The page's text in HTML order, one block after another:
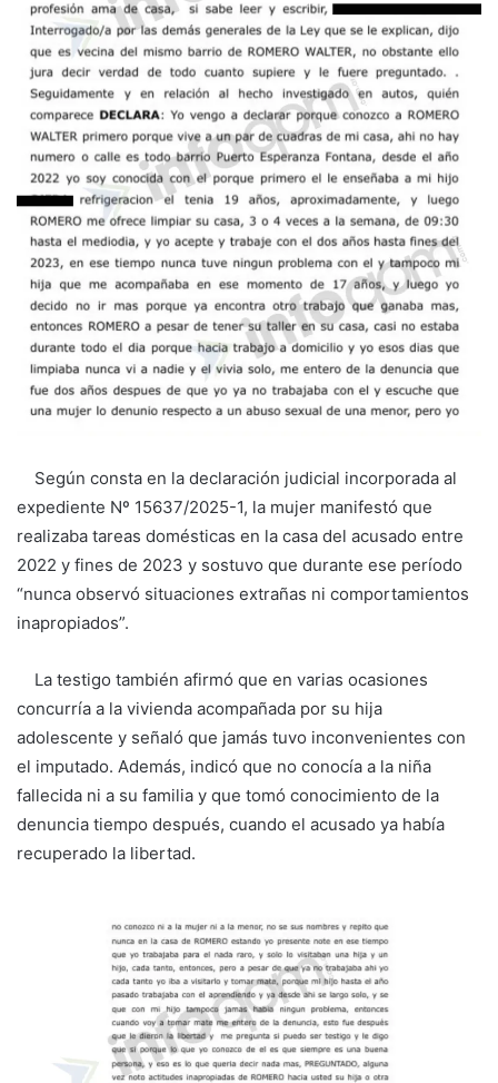
Según consta en la declaración judicial incorporada al
expediente Nº 15637/2025-1, la mujer manifestó que
realizaba tareas domésticas en la casa del acusado entre
2022 y fines de 2023 y sostuvo que durante ese período
“nunca observó situaciones extrañas ni comportamientos
inapropiados”.
La testigo también afirmó que en varias ocasiones
concurría a la vivienda acompañada por su hija
adolescente y señaló que jamás tuvo inconvenientes con
el imputado. Además, indicó que no conocía a la niña
fallecida ni a su familia y que tomó conocimiento de la
denuncia tiempo después, cuando el acusado ya había
recuperado la libertad.